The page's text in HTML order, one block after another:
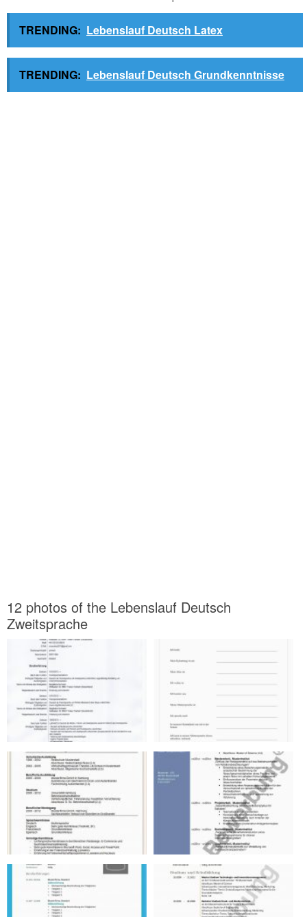
TRENDING: Lebenslauf Deutsch Latex
TRENDING: Lebenslauf Deutsch Grundkenntnisse
12 photos of the Lebenslauf Deutsch
Zweitsprache